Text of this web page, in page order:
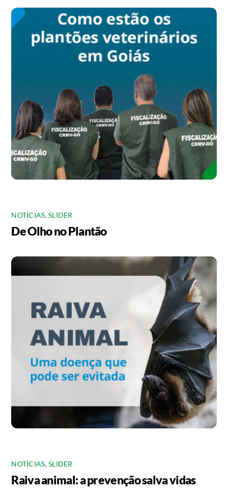
NOTÍCIAS,SLIDER
De Olho no Plantão
NOTÍCIAS,SLIDER
Raiva animal: a prevenção salva vidas